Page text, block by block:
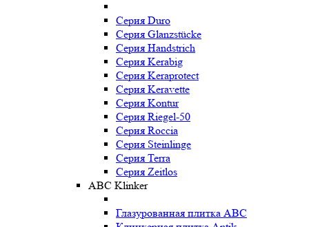
Серия Duro
Серия Glanzstücke
Серия Handstrich
Серия Kerabig
Серия Keraprotect
Серия Keravette
Серия Kontur
Серия Riegel-50
Серия Roccia
Серия Steinlinge
Серия Terra
Серия Zeitlos
ABC Klinker
Глазурованная плитка ABC